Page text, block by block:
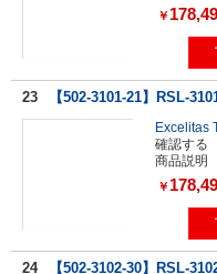
￥
23 【502-3101-21】RSL-
Excelitas
確認する
商品説明
￥
24 【502-3102-30】RSL-